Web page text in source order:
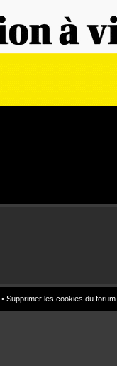
• Supprimer les cookies du forum